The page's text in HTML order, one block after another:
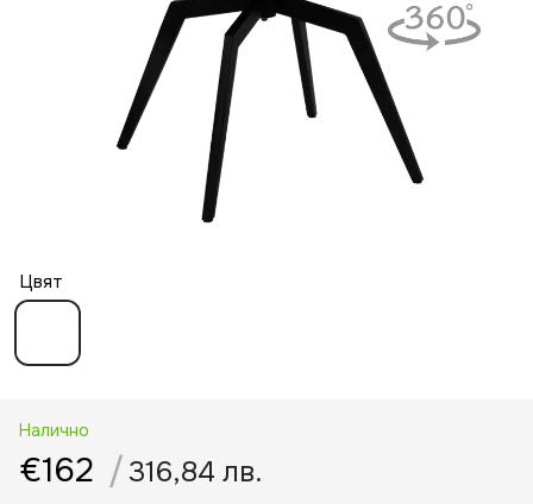
Цвят
Налично
€162 /316,84 лв.